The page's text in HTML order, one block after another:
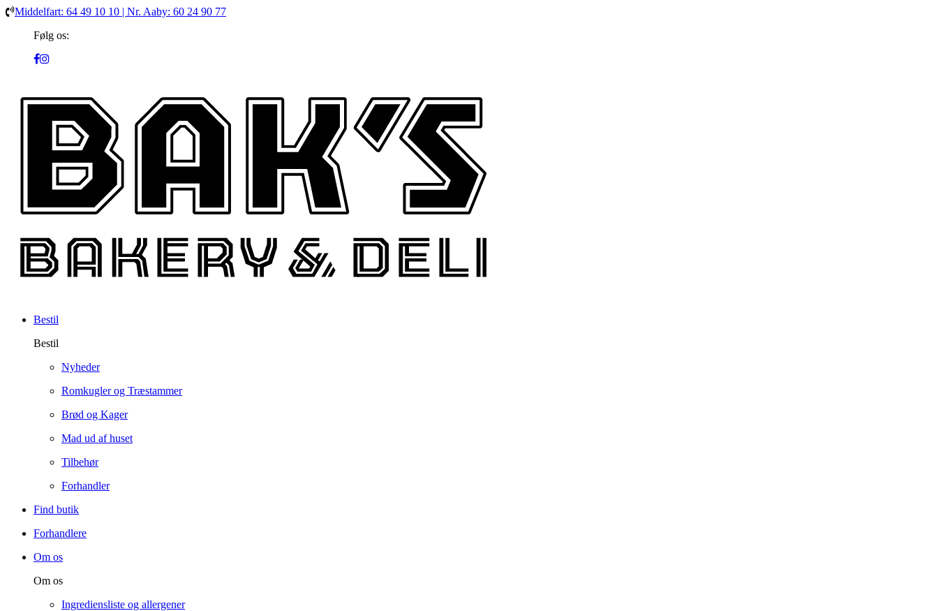
Middelfart: 64 49 10 10 | Nr. Aaby: 60 24 90 77
Følg os:
Bestil
Bestil
Nyheder
Romkugler og Træstammer
Brød og Kager
Mad ud af huset
Tilbehør
Forhandler
Find butik
Forhandlere
Om os
Om os
Ingrediensliste og allergener